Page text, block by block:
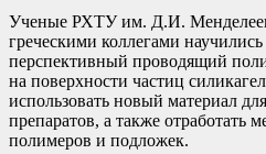
Ученые РХТУ им. Д.И.
греческими коллегами научились
перспективный проводящий
на поверхности частиц
использовать новый материал
препаратов, а также отработать
полимеров и подложек.